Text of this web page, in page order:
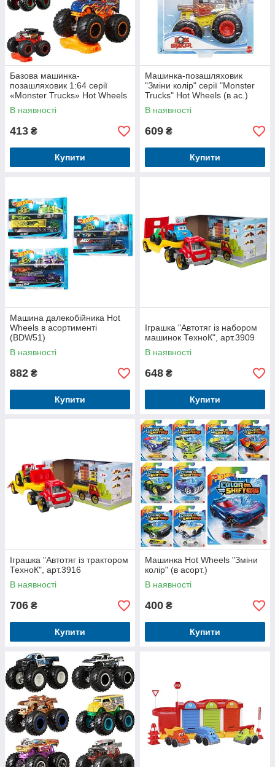
Базова машинка-
позашляховик 1:64 серії
«Monster Trucks» Hot Wheels
(в ас.)
В наявності
413 ₴
Купити
Машинка-позашляховик
"Зміни колір" серії "Monster
Trucks" Hot Wheels (в ас.)
В наявності
609 ₴
Купити
Машина далекобійника Hot
Wheels в асортименті
(BDW51)
В наявності
882 ₴
Купити
Іграшка "Автотяг із набором
машинок ТехноК", арт.3909
В наявності
648 ₴
Купити
Іграшка "Автотяг із трактором
ТехноК", арт.3916
В наявності
706 ₴
Купити
Машинка Hot Wheels "Зміни
колір" (в асорт.)
В наявності
400 ₴
Купити